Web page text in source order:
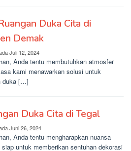
Duka Cita di
Demak
Juli 12, 2024
Anda tentu membutuhkan atmosfer
kami menawarkan solusi untuk
duka […]
Duka Cita di Tegal
Juni 26, 2024
Anda tentu mengharapkan nuansa
untuk memberikan sentuhan dekorasi